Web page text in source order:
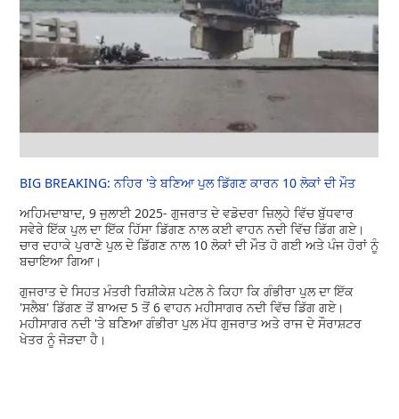
BIG BREAKING: ਨਹਿਰ 'ਤੇ ਬਣਿਆ ਪੁਲ ਡਿੱਗਣ ਕਾਰਨ 10 ਲੋਕਾਂ ਦੀ ਮੌਤ
ਅਹਿਮਦਾਬਾਦ, 9 ਜੁਲਾਈ 2025- ਗੁਜਰਾਤ ਦੇ ਵਡੋਦਰਾ ਜ਼ਿਲ੍ਹੇ ਵਿੱਚ ਬੁੱਧਵਾਰ
ਸਵੇਰੇ ਇੱਕ ਪੁਲ ਦਾ ਇੱਕ ਹਿੱਸਾ ਡਿੱਗਣ ਨਾਲ ਕਈ ਵਾਹਨ ਨਦੀ ਵਿੱਚ ਡਿੱਗ ਗਏ।
ਚਾਰ ਦਹਾਕੇ ਪੁਰਾਣੇ ਪੁਲ ਦੇ ਡਿੱਗਣ ਨਾਲ 10 ਲੋਕਾਂ ਦੀ ਮੌਤ ਹੋ ਗਈ ਅਤੇ ਪੰਜ ਹੋਰਾਂ ਨੂੰ
ਬਚਾਇਆ ਗਿਆ।
ਗੁਜਰਾਤ ਦੇ ਸਿਹਤ ਮੰਤਰੀ ਰਿਸ਼ੀਕੇਸ਼ ਪਟੇਲ ਨੇ ਕਿਹਾ ਕਿ ਗੰਭੀਰਾ ਪੁਲ ਦਾ ਇੱਕ
'ਸਲੈਬ' ਡਿੱਗਣ ਤੋਂ ਬਾਅਦ 5 ਤੋਂ 6 ਵਾਹਨ ਮਹੀਸਾਗਰ ਨਦੀ ਵਿੱਚ ਡਿੱਗ ਗਏ।
ਮਹੀਸਾਗਰ ਨਦੀ 'ਤੇ ਬਣਿਆ ਗੰਭੀਰਾ ਪੁਲ ਮੱਧ ਗੁਜਰਾਤ ਅਤੇ ਰਾਜ ਦੇ ਸੌਰਾਸ਼ਟਰ
ਖੇਤਰ ਨੂੰ ਜੋੜਦਾ ਹੈ।